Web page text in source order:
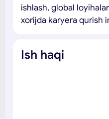
ishlash, global
xorijda karyera qurish
Ish haqi